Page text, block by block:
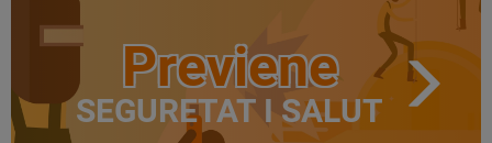
Previene
SEGURETAT I SALUT